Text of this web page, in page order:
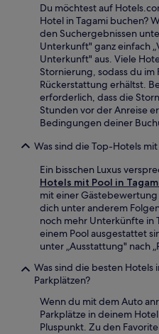
Du möchtest auf
Hotel in Tagami buchen?
den Suchergebnissen
Unterkunft" ganz einfach
Unterkunft" aus. Viele
Stornierung, sodass du
Rückerstattung erhältst.
erforderlich, dass die
Stunden vor der Anreise
Bedingungen deiner
Was sind die Top-Hotels mit
Ein bisschen Luxus
Hotels mit Pool in
mit einer
dich unter anderem
noch mehr Unterkünfte in
einem Pool ausgestattet
unter „Ausstattung" nach
Was sind die besten Hotels
Parkplätzen?
Wenn du mit dem Auto
Parkplätze in deinem
Pluspunkt. Zu den